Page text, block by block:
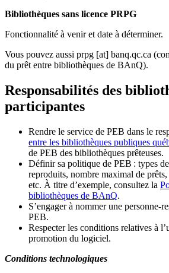
Bibliothèques sans licence PRPG
Fonctionnalité à venir et date à déterminer.
Vous pouvez aussi prpg [at] banq.qc.ca
du prêt entre bibliothèques de BAnQ).
Responsabilités des
participantes
Rendre le service de PEB dans le
entre les bibliothèques publiques
de PEB des bibliothèques prêteuses.
Définir sa politique de PEB : types
reproduits, nombre maximal de
etc. À titre d’exemple, consultez la
bibliothèques de BAnQ.
S’engager à nommer une personne-
PEB.
Respecter les conditions relatives à l’
promotion du logiciel.
Conditions technologiques